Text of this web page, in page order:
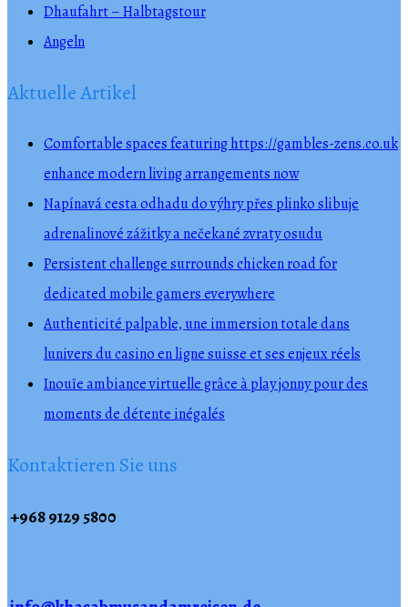
Dhaufahrt – Halbtagstour
Angeln
Aktuelle Artikel
Comfortable spaces featuring https://gambles-zens.co.uk
enhance modern living arrangements now
Napínavá cesta odhadu do výhry přes plinko slibuje
adrenalinové zážitky a nečekané zvraty osudu
Persistent challenge surrounds chicken road for
dedicated mobile gamers everywhere
Authenticité palpable, une immersion totale dans
lunivers du casino en ligne suisse et ses enjeux réels
Inouïe ambiance virtuelle grâce à play jonny pour des
moments de détente inégalés
Kontaktieren Sie uns
+968 9129 5800